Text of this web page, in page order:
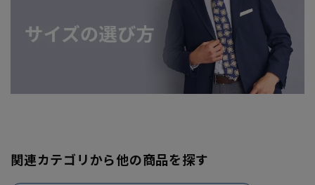
関連カテゴリから他の商品を探す